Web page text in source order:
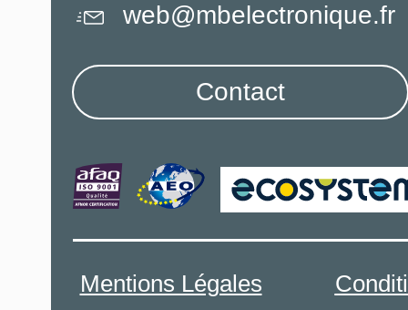
Mentions Légales
web@mbelectronique.fr
Contact